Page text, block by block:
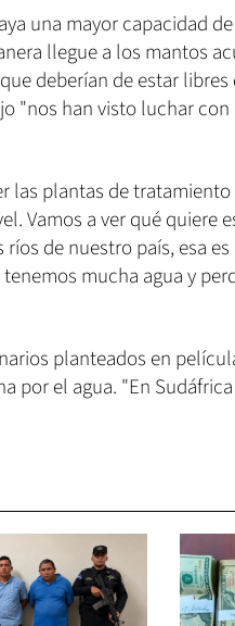
una mayor capacidad
llegue a los mantos
deberían de estar libres
"nos han visto luchar con
las plantas de tratamiento
Vamos a ver qué quiere
de nuestro país, esa
mucha agua y
planteados en
por el agua. "En